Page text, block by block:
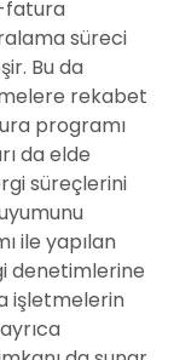
fatura
süreci
Bu da
rekabet
programı
da elde
süreçlerini
ile yapılan
denetimlerine
işletmelerin